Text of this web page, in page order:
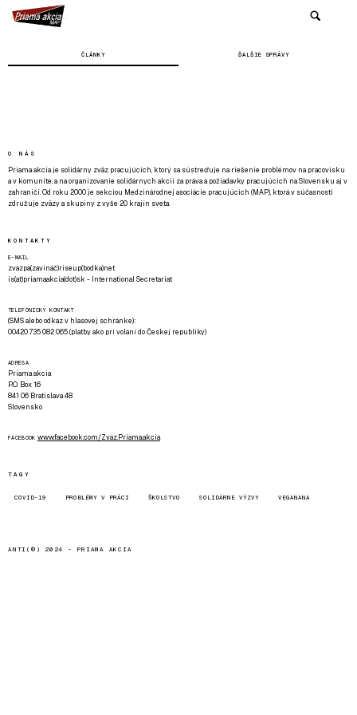
ČLÁNKY ĎALŠIE SPRÁVY
O NÁS
Priama akcia je solidárny zväz pracujúcich, ktorý sa sústreďuje na riešenie problémov na pracovisku
a v komunite, a na organizovanie solidárnych akcií za práva a požiadavky pracujúcich na Slovensku aj v
zahraničí. Od roku 2000 je sekciou Medzinárodnej asociácie pracujúcich (MAP), ktorá v súčasnosti
združuje zväzy a skupiny z vyše 20 krajín sveta.
KONTAKTY
E-MAIL
zvazpa(zavináč)riseup(bodka)net
is(at)priamaakcia(dot)sk - International Secretariat
TELEFONICKÝ KONTAKT
(SMS alebo odkaz v hlasovej schránke):
00420 735 082 065 (platby ako pri volaní do Českej republiky)
ADRESA
Priama akcia
P.O. Box 16
841 06 Bratislava 48
Slovensko
FACEBOOK www.facebook.com/Zvaz.Priama.akcia
TAGY
COVID-19 PROBLÉMY V PRÁCI ŠKOLSTVO SOLIDÁRNE VÝZVY VEGANANA
ANTI(©) 2024 - PRIAMA AKCIA